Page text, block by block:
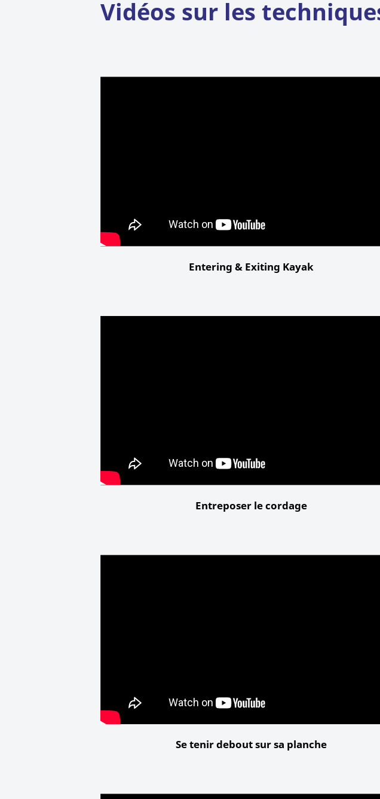
Vidéos sur les
Entering & Exiting Kayak
Entreposer le cordage
Se tenir debout sur sa planche